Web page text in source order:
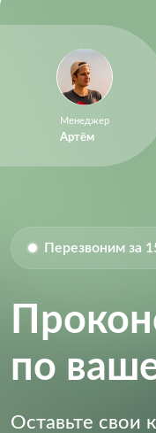
Менеджер
Артём
Перезвоним за
по
Оставьте свои